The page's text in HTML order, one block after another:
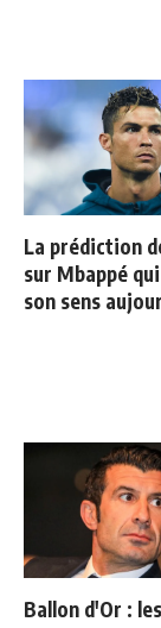
La prédiction
sur Mbappé
son sens
Ballon d'Or :